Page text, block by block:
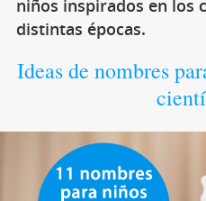
niños inspirados en los
distintas épocas.
Ideas de nombres